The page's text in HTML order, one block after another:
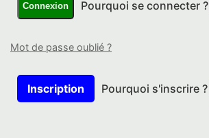
Connexion Pourquoi se connecter ?
Mot de passe oublié ?
Inscription Pourquoi s'inscrire ?